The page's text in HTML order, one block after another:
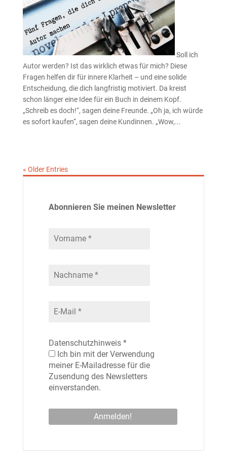
Soll ich
Autor werden? Ist das wirklich etwas für mich? Diese
Fragen helfen dir für innere Klarheit – und eine solide
Entscheidung, die dich langfristig motiviert. Da kreist
schon länger eine Idee für ein Buch in deinem Kopf.
„Schreib es doch!“, sagen deine Freunde. „Oh ja, ich würde
es sofort kaufen“, sagen deine Kundinnen. „Wow,...
« Older Entries
Abonnieren Sie meinen Newsletter
Datenschutzhinweis *
Ich bin mit der Verwendung
meiner E-Mailadresse für die
Zusendung des Newsletters
einverstanden.